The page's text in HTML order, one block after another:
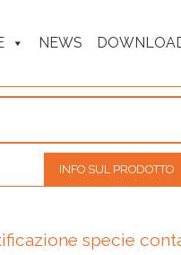
NEWS
INFO SUL PRODOTTO
specie